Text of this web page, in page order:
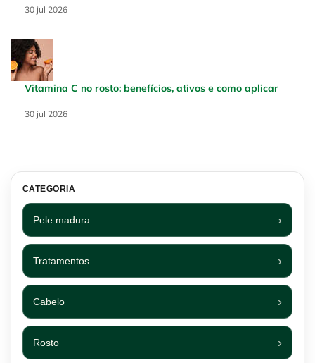
Creation Date:
30 jul 2026
Update Date:
Vitamina C no rosto: benefícios, ativos e como aplicar
Creation Date:
30 jul 2026
Update Date:
CATEGORIA
Pele madura
Tratamentos
Cabelo
Rosto